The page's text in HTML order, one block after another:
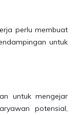
perlu membuat
untuk
untuk mengejar
potensial,